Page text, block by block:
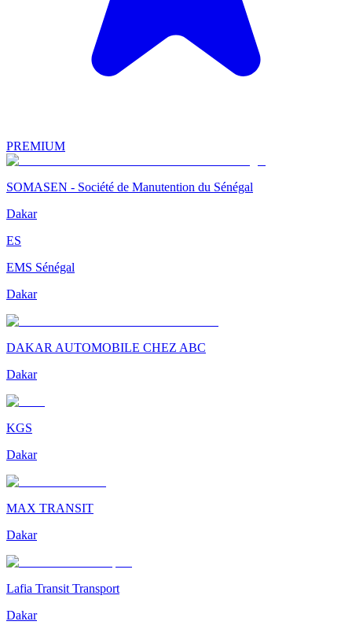
PREMIUM
SOMASEN - Société de Manutention du Sénégal
Dakar
ES
EMS Sénégal
Dakar
DAKAR AUTOMOBILE CHEZ ABC
Dakar
KGS
Dakar
MAX TRANSIT
Dakar
Lafia Transit Transport
Dakar